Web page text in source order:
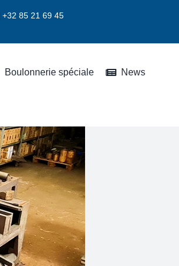
+32 85 21 69 45
Boulonnerie spéciale
News